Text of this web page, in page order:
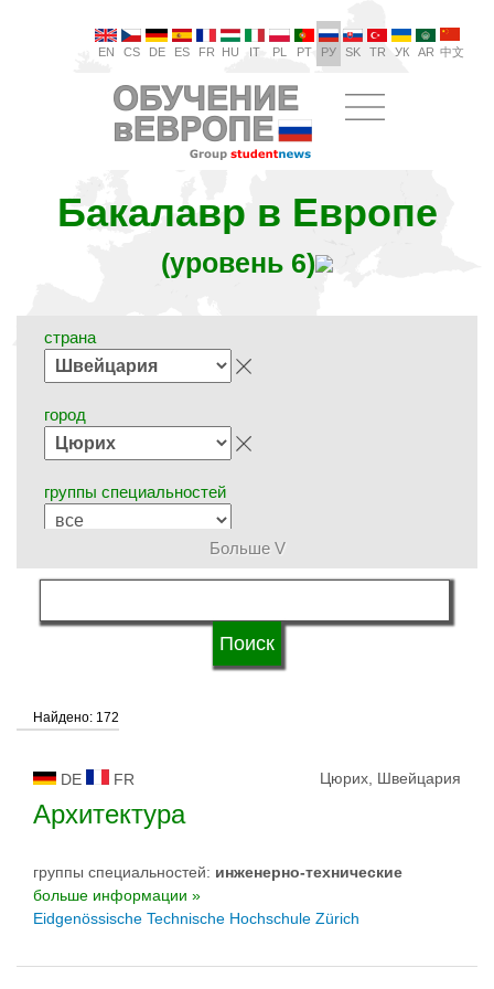
EN CS DE ES FR HU IT PL PT РУ SK TR УК AR 中文
Бакалавр в Европе
(уровень 6)
страна
город
группы специальностей
язык обучения
статус университетов
Больше V
Найдено: 172
DE FR Цюрих, Швейцария
Архитектура
группы специальностей: инженерно-техническиe
больше информации »
Eidgenössische Technische Hochschule Zürich